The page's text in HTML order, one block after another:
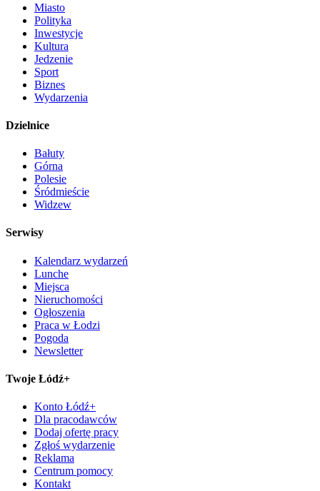
Miasto
Polityka
Inwestycje
Kultura
Jedzenie
Sport
Biznes
Wydarzenia
Dzielnice
Bałuty
Górna
Polesie
Śródmieście
Widzew
Serwisy
Kalendarz wydarzeń
Lunche
Miejsca
Nieruchomości
Ogłoszenia
Praca w Łodzi
Pogoda
Newsletter
Twoje Łódź+
Konto Łódź+
Dla pracodawców
Dodaj ofertę pracy
Zgłoś wydarzenie
Reklama
Centrum pomocy
Kontakt